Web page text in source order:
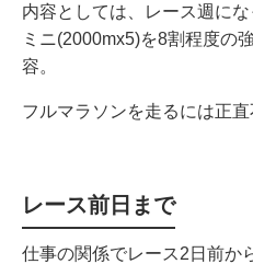
内容としては、レース週に
ミニ(2000mx5)を8割程度の
容。
フルマラソンを走るには正
レース前日まで
仕事の関係でレース2日前か